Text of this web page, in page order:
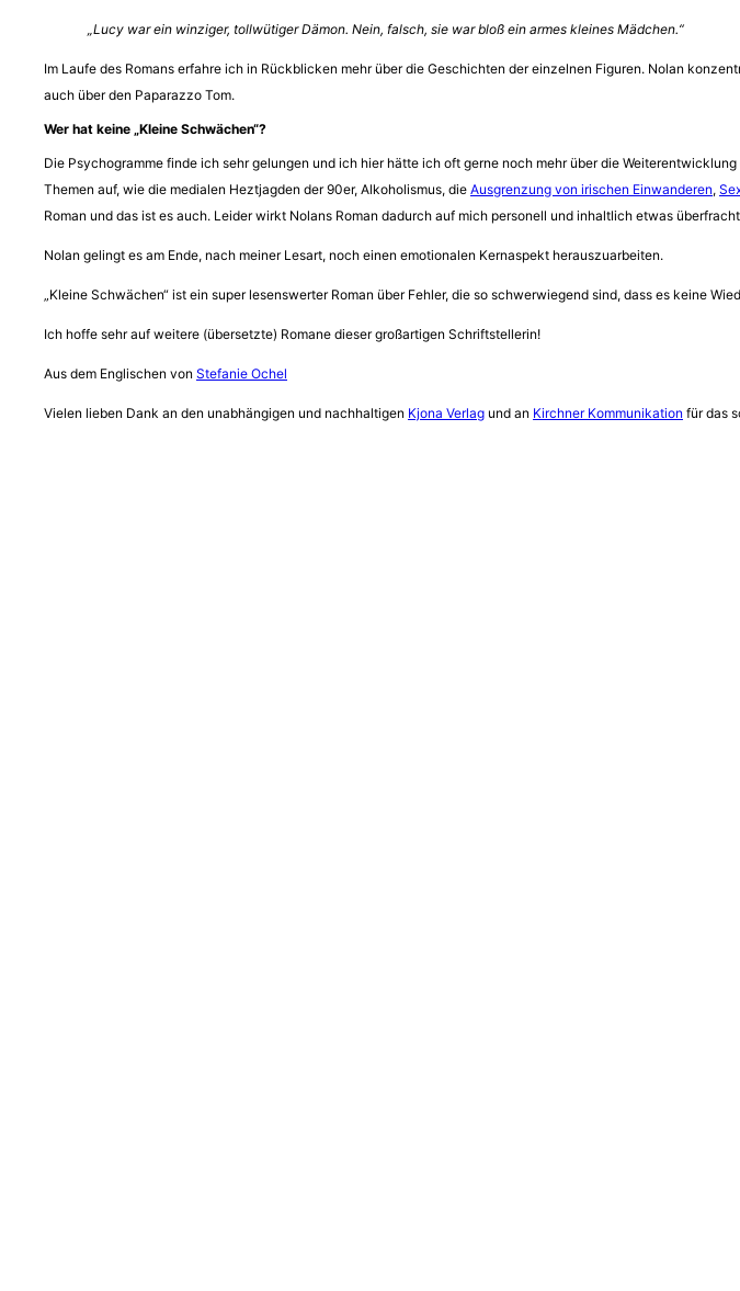
„Lucy war ein winziger, tollwütiger Dämon. Nein, falsch, sie war bloß ein armes kleines Mädchen.“
Im Laufe des Romans erfahre ich in Rückblicken mehr über die Geschichten der einzelnen Figuren. Nolan
auch über den Paparazzo Tom.
Wer hat keine „Kleine Schwächen“?
Die Psychogramme finde ich sehr gelungen und ich hier hätte ich oft gerne noch mehr über die
Themen auf, wie die medialen Heztjagden der 90er, Alkoholismus, die Ausgrenzung von irischen Einwanderen,
Roman und das ist es auch. Leider wirkt Nolans Roman dadurch auf mich personell und inhaltlich etwas
Nolan gelingt es am Ende, nach meiner Lesart, noch einen emotionalen Kernaspekt herauszuarbeiten.
„Kleine Schwächen“ ist ein super lesenswerter Roman über Fehler, die so schwerwiegend sind, dass es keine
Ich hoffe sehr auf weitere (übersetzte) Romane dieser großartigen Schriftstellerin!
Aus dem Englischen von Stefanie Ochel
Vielen lieben Dank an den unabhängigen und nachhaltigen Kjona Verlag und an Kirchner Kommunikation für das